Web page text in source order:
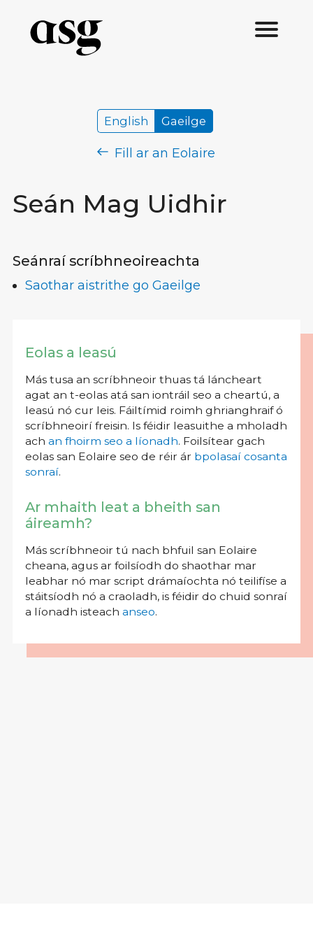
Seán Mag Uidhir
English Gaeilge
Fill ar an Eolaire
Seánraí scríbhneoireachta
Saothar aistrithe go Gaeilge
Eolas a leasú
Más tusa an scríbhneoir thuas tá láncheart
agat an t-eolas atá san iontráil seo a cheartú, a
leasú nó cur leis. Fáiltímid roimh ghrianghraif ó
scríbhneoirí freisin. Is féidir leasuithe a mholadh
ach an fhoirm seo a líonadh. Foilsítear gach
eolas san Eolaire seo de réir ár bpolasaí cosanta
sonraí.
Ar mhaith leat a bheith san
áireamh?
Más scríbhneoir tú nach bhfuil san Eolaire
cheana, agus ar foilsíodh do shaothar mar
leabhar nó mar script drámaíochta nó teilifíse a
stáitsíodh nó a craoladh, is féidir do chuid sonraí
a líonadh isteach anseo.